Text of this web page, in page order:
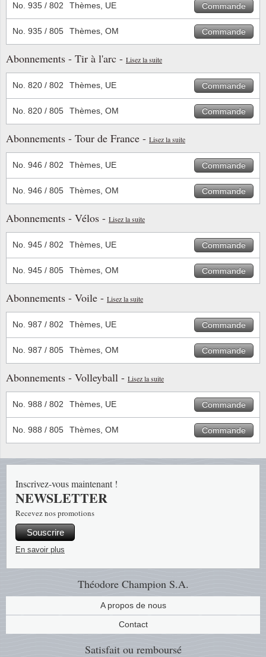
No. 935 / 802 Thèmes, UE Commande
No. 935 / 805 Thèmes, OM Commande
Abonnements - Tir à l'arc - Lisez la suite
No. 820 / 802 Thèmes, UE Commande
No. 820 / 805 Thèmes, OM Commande
Abonnements - Tour de France - Lisez la suite
No. 946 / 802 Thèmes, UE Commande
No. 946 / 805 Thèmes, OM Commande
Abonnements - Vélos - Lisez la suite
No. 945 / 802 Thèmes, UE Commande
No. 945 / 805 Thèmes, OM Commande
Abonnements - Voile - Lisez la suite
No. 987 / 802 Thèmes, UE Commande
No. 987 / 805 Thèmes, OM Commande
Abonnements - Volleyball - Lisez la suite
No. 988 / 802 Thèmes, UE Commande
No. 988 / 805 Thèmes, OM Commande
Théodore Champion S.A.
A propos de nous
Contact
Satisfait ou remboursé
Inscrivez-vous maintenant !
NEWSLETTER
Recevez nos promotions
Souscrire
En savoir plus